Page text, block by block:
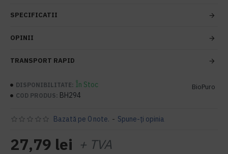
SPECIFICATII
OPINII
TRANSPORT RAPID
DISPONIBILITATE: În Stoc
COD PRODUS: BH294
BioPuro
Bazată pe 0 note. - Spune-ţi opinia
27,79 lei + TVA